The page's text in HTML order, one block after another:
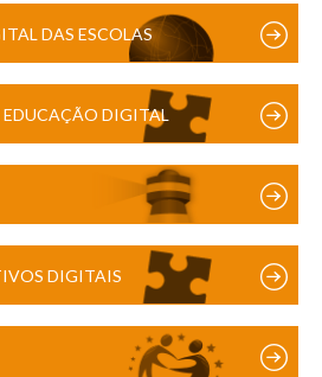
DAS ESCOLAS
DIGITAL
DIGITAIS